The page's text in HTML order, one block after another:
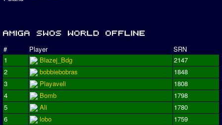
# Player
SRN
1
Blazej_Bdg
2147
2
bobbiebobras
1848
3
Playaveli
1808
4
Bomb
1798
5
Ali
1780
6
lobo
1759